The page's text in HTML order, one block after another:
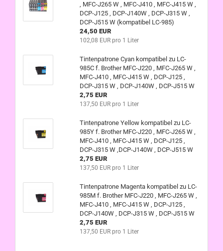
, MFC-J265 W , MFC-J410 , MFC-J415 W ,
DCP-J125 , DCP-J140W , DCP-J315 W ,
DCP-J515 W (kompatibel LC-985)
24,50 EUR
102,08 EUR pro 1 Liter
Tintenpatrone Cyan kompatibel zu LC-
985C f. Brother MFC-J220 , MFC-J265 W ,
MFC-J410 , MFC-J415 W , DCP-J125 ,
DCP-J315 W , DCP-J140W , DCP-J515 W
2,75 EUR
137,50 EUR pro 1 Liter
Tintenpatrone Yellow kompatibel zu LC-
985Y f. Brother MFC-J220 , MFC-J265 W ,
MFC-J410 , MFC-J415 W , DCP-J125 ,
DCP-J315 W ,DCP-J140W , DCP-J515 W
2,75 EUR
137,50 EUR pro 1 Liter
Tintenpatrone Magenta kompatibel zu LC-
985M f. Brother MFC-J220 , MFC-J265 W ,
MFC-J410 , MFC-J415 W , DCP-J125 ,
DCP-J140W , DCP-J315 W , DCP-J515 W
2,75 EUR
137,50 EUR pro 1 Liter